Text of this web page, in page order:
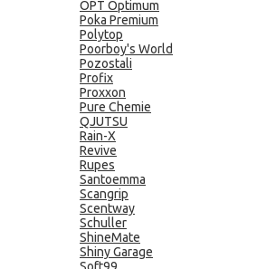
OPT Optimum
Poka Premium
Polytop
Poorboy's World
Pozostali
Profix
Proxxon
Pure Chemie
QJUTSU
Rain-X
Revive
Rupes
Santoemma
Scangrip
Scentway
Schuller
ShineMate
Shiny Garage